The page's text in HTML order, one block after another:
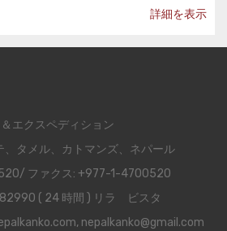
詳細を表示
エクスペディション
、タメル、カトマンズ、ネパール
ファクス: +977-1-4700520
( 24 時間 ) リラ ビスタ
nepalkanko@gmail.com